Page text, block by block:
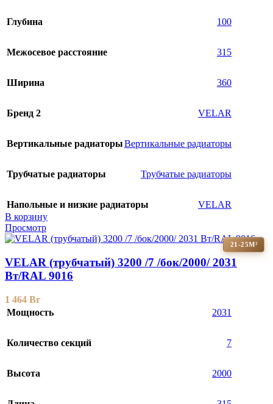
Глубина 100
Межосевое расстояние 315
Ширина 360
Бренд 2 VELAR
Вертикальные радиаторыВертикальные радиаторы
Трубчатые радиаторы Трубчатые радиаторы
Напольные и низкие радиаторы
VELAR
В корзину
Просмотр
21-25М²
VELAR (трубчатый) 3200 /7 /бок/2000/ 2031
Bт/RAL 9016
1 464 Br
Мощность
2031
Количество секций 7
Высота 2000